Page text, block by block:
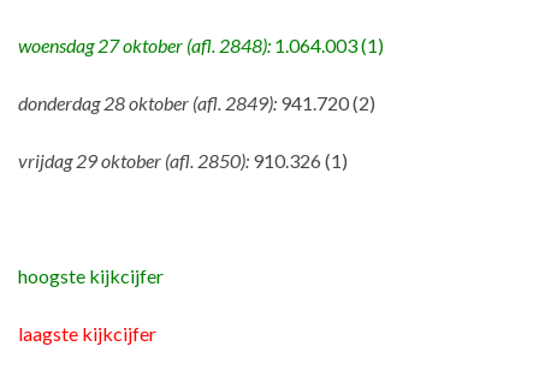
woensdag 27 oktober (afl. 2848): 1.064.003 (1)
donderdag 28 oktober (afl. 2849): 941.720 (2)
vrijdag 29 oktober (afl. 2850): 910.326 (1)
hoogste kijkcijfer
laagste kijkcijfer